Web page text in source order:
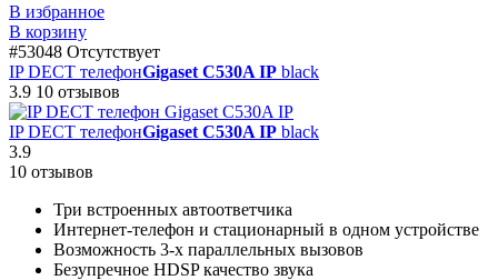
В избранное
В корзину
#53048 Отсутствует
IP DECT телефонGigaset C530A IP black
3.9 10 отзывов
IP DECT телефонGigaset C530A IP black
3.9
10 отзывов
Три встроенных автоответчика
Интернет-телефон и стационарный в одном устройстве
Возможность 3-х параллельных вызовов
Безупречное HDSP качество звука